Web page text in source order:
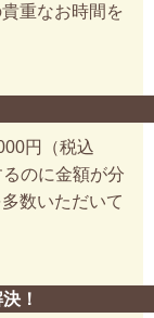
重なお時間を
円（税込
のに金額が分
数いただいて
！